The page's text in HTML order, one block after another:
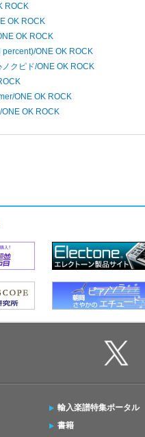
ROCK
OK ROCK
OK ROCK
percent)/ONE OK ROCK
クピド/ONE OK ROCK
ONE OK ROCK
ONE OK ROCK
輸入楽譜特集ポータル
書籍